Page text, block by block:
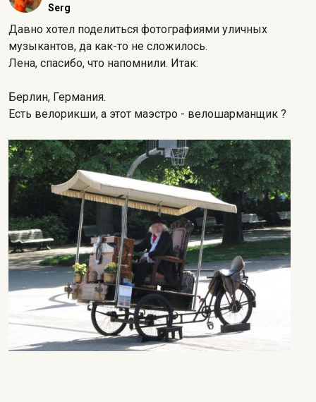
Serg
Давно хотел поделиться фотографиями уличных
музыкантов, да как-то не сложилось.
Лена, спасибо, что напомнили. Итак:
Берлин, Германия.
Есть велорикши, а этот маэстро - велошарманщик ?